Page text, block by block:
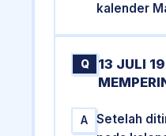
kalender
Q
13 JULI
A
Setelah